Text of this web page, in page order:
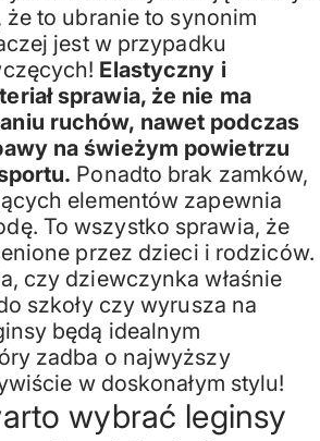
to ubranie to synonim
jest w przypadku
Elastyczny i
sprawia, że nie ma
ruchów, nawet podczas
na świeżym powietrzu
Ponadto brak zamków,
elementów zapewnia
To wszystko sprawia, że
przez dzieci i rodziców.
czy dziewczynka właśnie
szkoły czy wyrusza na
będą idealnym
zadba o najwyższy
w doskonałym stylu!
wybrać leginsy